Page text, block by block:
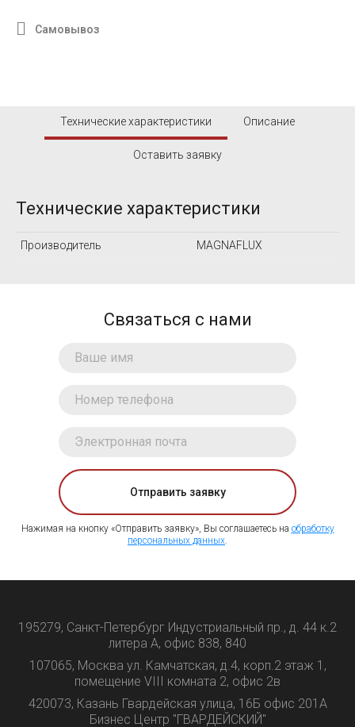
Самовывоз
Технические характеристики Описание
Оставить заявку
Технические характеристики
Производитель MAGNAFLUX
Связаться с нами
Отправить заявку
Нажимая на кнопку «Отправить заявку», Вы соглашаетесь на обработку
персональных данных.
195279, Санкт-Петербург Индустриальный пр., д. 44 к.2
литера А, офис 838, 840
107065, Москва ул. Камчатская, д.4, корп.2 этаж 1,
помещение VIII комната 2, офис 2в
420073, Казань Гвардейская улица, 16Б офис 201А
Бизнес Центр "ГВАРДЕЙСКИЙ"